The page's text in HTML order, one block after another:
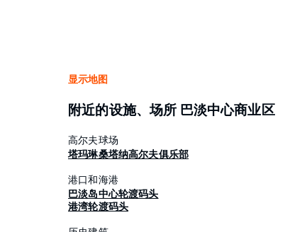
显示地图
附近的设施、场所 巴淡中心商业区
高尔夫球场
塔玛琳桑塔纳高尔夫俱乐部
港口和海港
巴淡岛中心轮渡码头
港湾轮渡码头